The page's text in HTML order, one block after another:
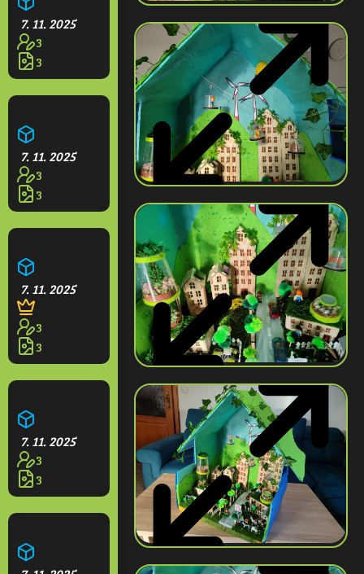
7. 11. 2025
3
3
7. 11. 2025
3
3
7. 11. 2025
3
3
7. 11. 2025
3
3
Aquapark Olešná